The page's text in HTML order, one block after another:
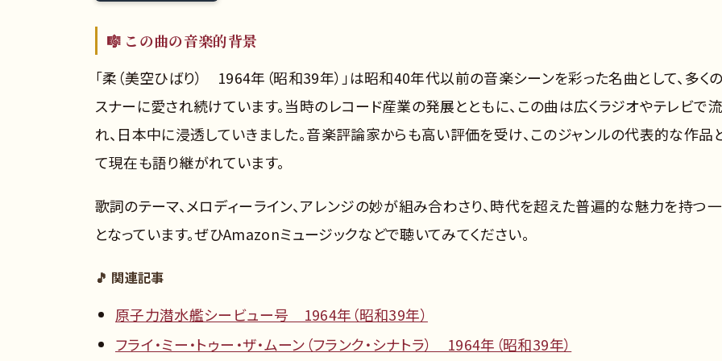
🎼 この曲の音楽的背景
「柔（美空ひばり） 1964年（昭和39年）」は昭和40年代以前の音楽シーンを彩った名曲として、多く
スナーに愛され続けています。当時のレコード産業の発展とともに、この曲は広くラジオやテレビで流
れ、日本中に浸透していきました。音楽評論家からも高い評価を受け、このジャンルの代表的な作品
て現在も語り継がれています。
歌詞のテーマ、メロディーライン、アレンジの妙が組み合わさり、時代を超えた普遍的な魅力を持つ
となっています。ぜひAmazonミュージックなどで聴いてみてください。
🎵 関連記事
原子力潜水艦シービュー号 1964年（昭和39年）
フライ・ミー・トゥー・ザ・ムーン（フランク・シナトラ） 1964年（昭和39年）